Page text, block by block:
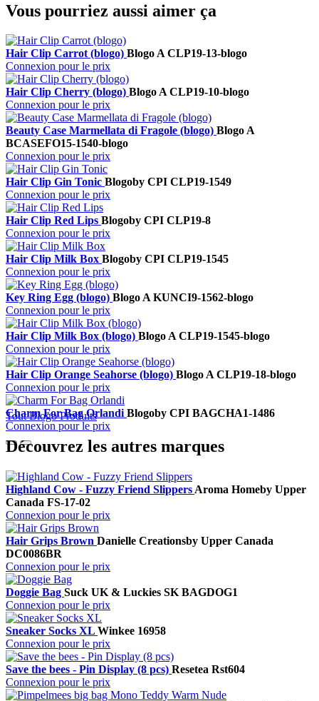
Vous pourriez aussi aimer ça
Hair Clip Carrot (blogo) Blogo A CLP19-13-blogo
Connexion pour le prix
Hair Clip Cherry (blogo) Blogo A CLP19-10-blogo
Connexion pour le prix
Beauty Case Marmellata di Fragole (blogo) Blogo A
BCASEFO15-1540-blogo
Connexion pour le prix
Hair Clip Gin Tonic Blogoby CPI CLP19-1549
Connexion pour le prix
Hair Clip Red Lips Blogoby CPI CLP19-8
Connexion pour le prix
Hair Clip Milk Box Blogoby CPI CLP19-1545
Connexion pour le prix
Key Ring Egg (blogo) Blogo A KUNCI9-1562-blogo
Connexion pour le prix
Hair Clip Milk Box (blogo) Blogo A CLP19-1545-blogo
Connexion pour le prix
Hair Clip Orange Seahorse (blogo) Blogo A CLP19-18-blogo
Connexion pour le prix
Charm For Bag OrlandiBlogoby CPI BAGCHA1-1486
Connexion pour le prix
Tout Blogo Produits
Découvrez les autres marques
Highland Cow - Fuzzy Friend Slippers Aroma Homeby Upper
Canada FS-17-02
Connexion pour le prix
Hair Grips Brown Danielle Creationsby Upper Canada
DC0086BR
Connexion pour le prix
Doggie Bag Suck UK & Luckies SK BAGDOG1
Connexion pour le prix
Sneaker Socks XL Winkee 16958
Connexion pour le prix
Save the bees - Pin Display (8 pcs) Resetea Rst604
Connexion pour le prix